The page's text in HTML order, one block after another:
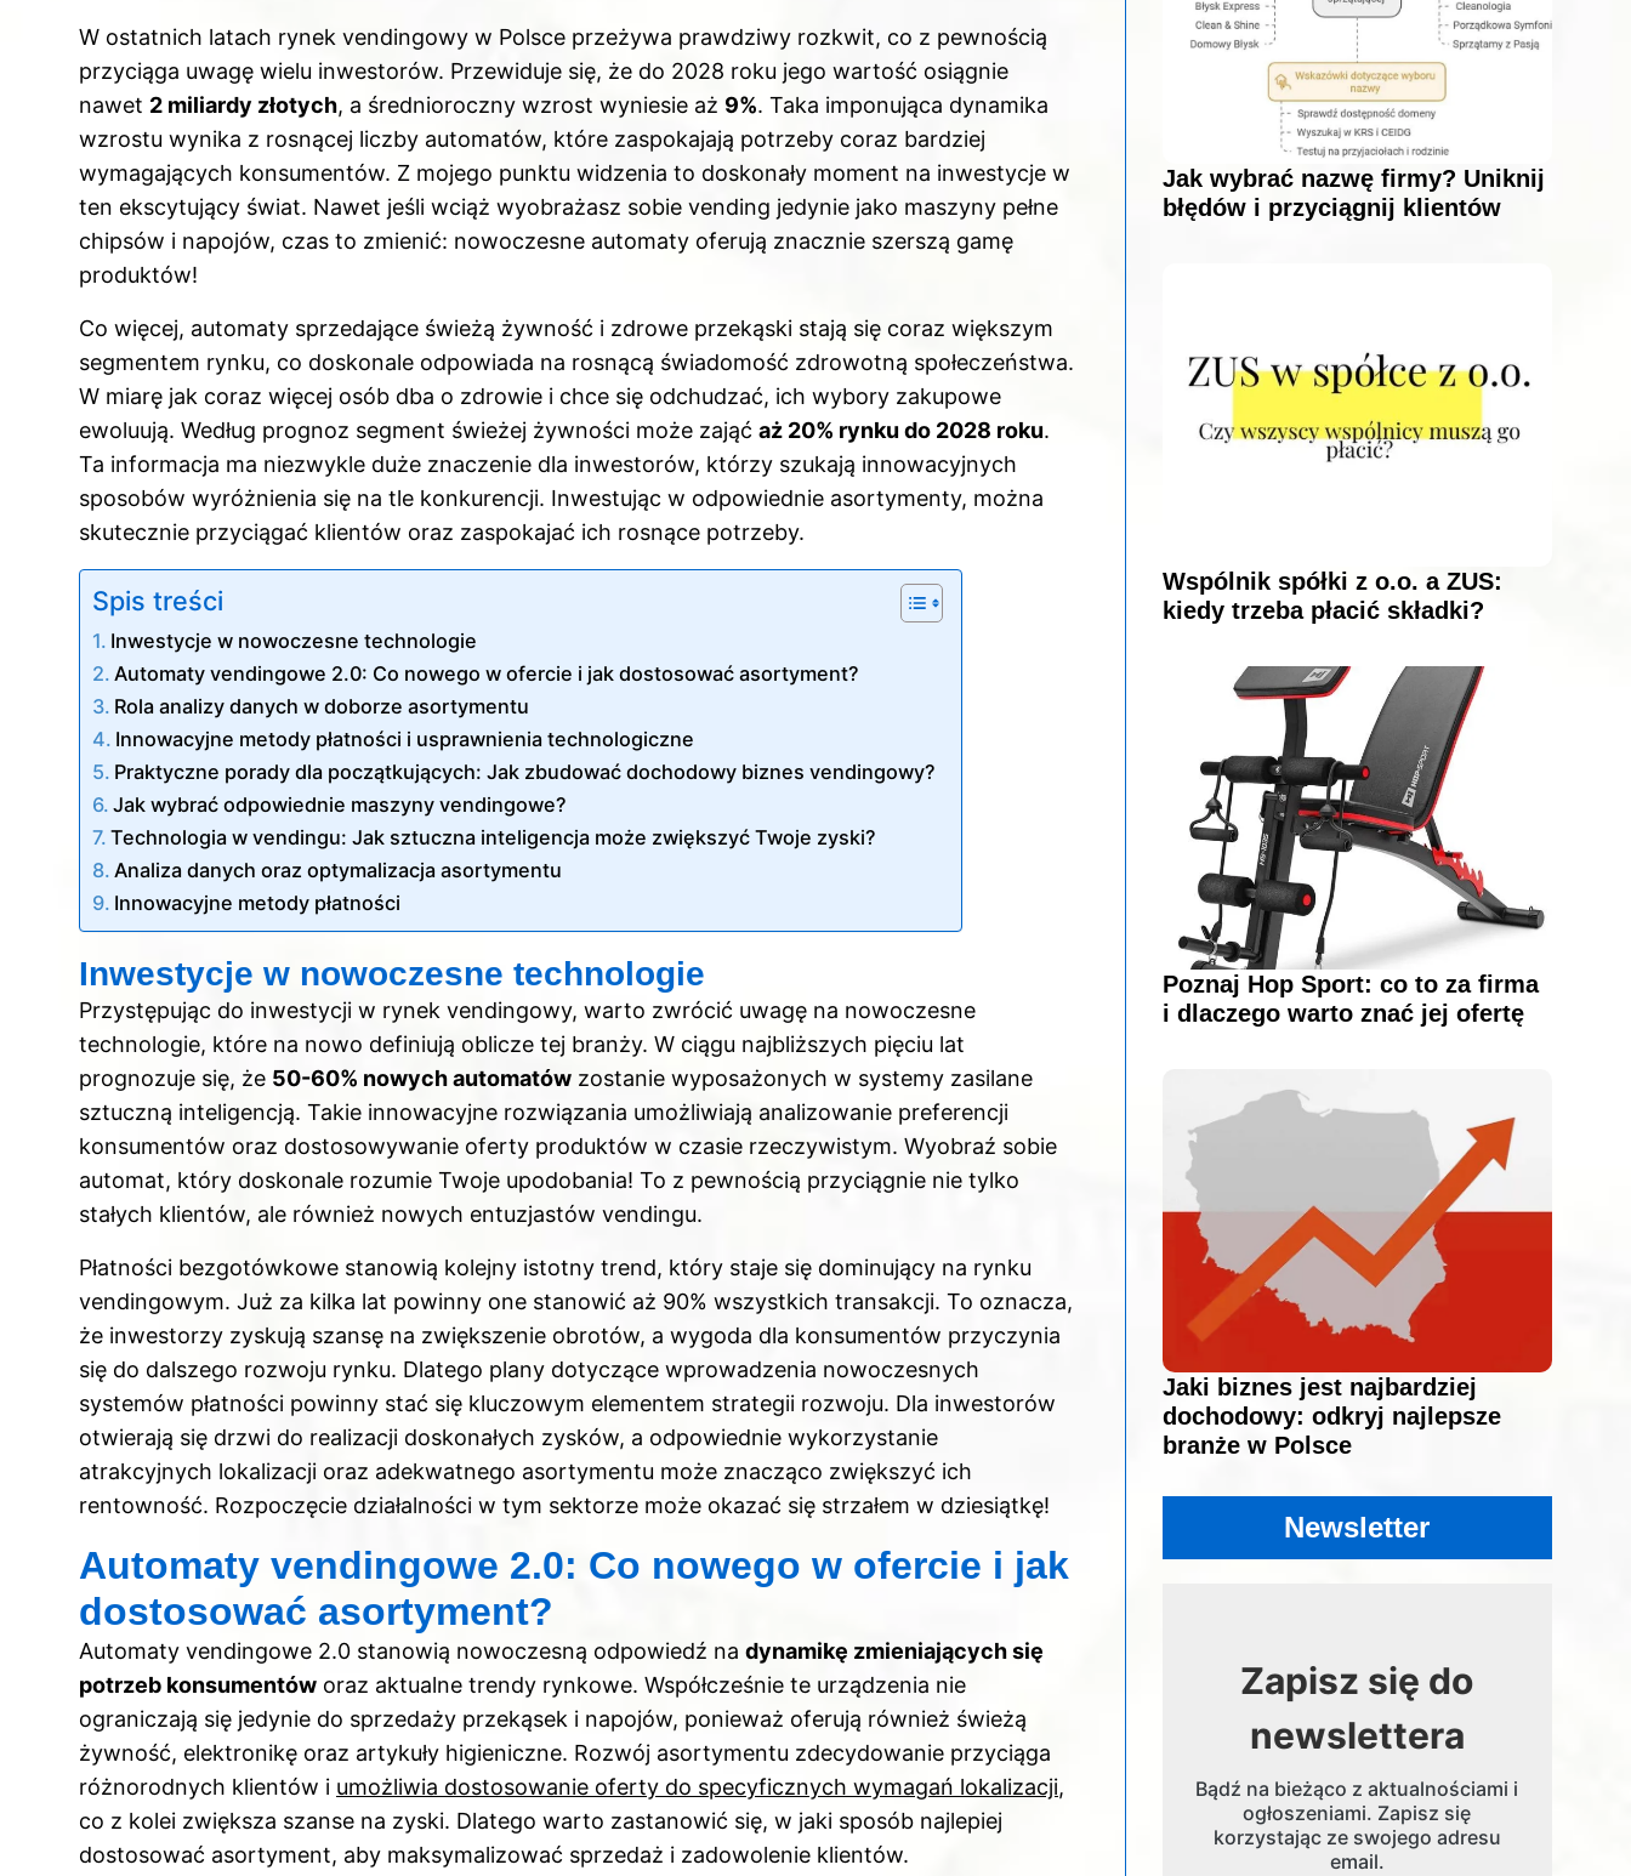
c
e
b
o
o
k
er
e
st
d
di
t
m
bl
r
k
e
dI
n
W ostatnich latach rynek vendingowy w Polsce przeżywa prawdziwy rozkwit, co z pewnością
przyciąga uwagę wielu inwestorów. Przewiduje się, że do 2028 roku jego wartość osiągnie
nawet 2 miliardy złotych, a średnioroczny wzrost wyniesie aż 9%. Taka imponująca dynamika
wzrostu wynika z rosnącej liczby automatów, które zaspokajają potrzeby coraz bardziej
wymagających konsumentów. Z mojego punktu widzenia to doskonały moment na inwestycje w
ten ekscytujący świat. Nawet jeśli wciąż wyobrażasz sobie vending jedynie jako maszyny pełne
chipsów i napojów, czas to zmienić: nowoczesne automaty oferują znacznie szerszą gamę
produktów!
Co więcej, automaty sprzedające świeżą żywność i zdrowe przekąski stają się coraz większym
segmentem rynku, co doskonale odpowiada na rosnącą świadomość zdrowotną społeczeństwa.
W miarę jak coraz więcej osób dba o zdrowie i chce się odchudzać, ich wybory zakupowe
ewoluują. Według prognoz segment świeżej żywności może zająć aż 20% rynku do 2028 roku.
Ta informacja ma niezwykle duże znaczenie dla inwestorów, którzy szukają innowacyjnych
sposobów wyróżnienia się na tle konkurencji. Inwestując w odpowiednie asortymenty, można
skutecznie przyciągać klientów oraz zaspokajać ich rosnące potrzeby.
Spis treści
Inwestycje w nowoczesne technologie
Automaty vendingowe 2.0: Co nowego w ofercie i jak dostosować asortyment?
Rola analizy danych w doborze asortymentu
Innowacyjne metody płatności i usprawnienia technologiczne
Praktyczne porady dla początkujących: Jak zbudować dochodowy biznes vendingowy?
Jak wybrać odpowiednie maszyny vendingowe?
Technologia w vendingu: Jak sztuczna inteligencja może zwiększyć Twoje zyski?
Analiza danych oraz optymalizacja asortymentu
Innowacyjne metody płatności
Inwestycje w nowoczesne technologie
Przystępując do inwestycji w rynek vendingowy, warto zwrócić uwagę na nowoczesne
technologie, które na nowo definiują oblicze tej branży. W ciągu najbliższych pięciu lat
prognozuje się, że 50-60% nowych automatów zostanie wyposażonych w systemy zasilane
sztuczną inteligencją. Takie innowacyjne rozwiązania umożliwiają analizowanie preferencji
konsumentów oraz dostosowywanie oferty produktów w czasie rzeczywistym. Wyobraź sobie
automat, który doskonale rozumie Twoje upodobania! To z pewnością przyciągnie nie tylko
stałych klientów, ale również nowych entuzjastów vendingu.
Płatności bezgotówkowe stanowią kolejny istotny trend, który staje się dominujący na rynku
vendingowym. Już za kilka lat powinny one stanowić aż 90% wszystkich transakcji. To oznacza,
że inwestorzy zyskują szansę na zwiększenie obrotów, a wygoda dla konsumentów przyczynia
się do dalszego rozwoju rynku. Dlatego plany dotyczące wprowadzenia nowoczesnych
systemów płatności powinny stać się kluczowym elementem strategii rozwoju. Dla inwestorów
otwierają się drzwi do realizacji doskonałych zysków, a odpowiednie wykorzystanie
atrakcyjnych lokalizacji oraz adekwatnego asortymentu może znacząco zwiększyć ich
rentowność. Rozpoczęcie działalności w tym sektorze może okazać się strzałem w dziesiątkę!
Automaty vendingowe 2.0: Co nowego w ofercie i jak
dostosować asortyment?
Automaty vendingowe 2.0 stanowią nowoczesną odpowiedź na dynamikę zmieniających się
potrzeb konsumentów oraz aktualne trendy rynkowe. Współcześnie te urządzenia nie
ograniczają się jedynie do sprzedaży przekąsek i napojów, ponieważ oferują również świeżą
żywność, elektronikę oraz artykuły higieniczne. Rozwój asortymentu zdecydowanie przyciąga
różnorodnych klientów i umożliwia dostosowanie oferty do specyficznych wymagań lokalizacji,
co z kolei zwiększa szanse na zyski. Dlatego warto zastanowić się, w jaki sposób najlepiej
dostosować asortyment, aby maksymalizować sprzedaż i zadowolenie klientów.
Jak wybrać nazwę firmy? Uniknij
błędów i przyciągnij klientów
Wspólnik spółki z o.o. a ZUS:
kiedy trzeba płacić składki?
Poznaj Hop Sport: co to za firma
i dlaczego warto znać jej ofertę
Jaki biznes jest najbardziej
dochodowy: odkryj najlepsze
branże w Polsce
Newsletter
Zapisz się do
newslettera
Bądź na bieżąco z aktualnościami i
ogłoszeniami. Zapisz się
korzystając ze swojego adresu
email.